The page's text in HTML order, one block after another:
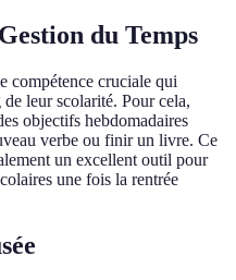
du Temps
compétence cruciale qui
leur scolarité. Pour cela,
objectifs hebdomadaires
verbe ou finir un livre. Ce
un excellent outil pour
une fois la rentrée